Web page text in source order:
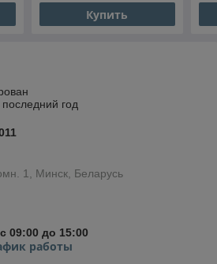
Купить
год
1, Минск, Беларусь
09:00 до 15:00
работы